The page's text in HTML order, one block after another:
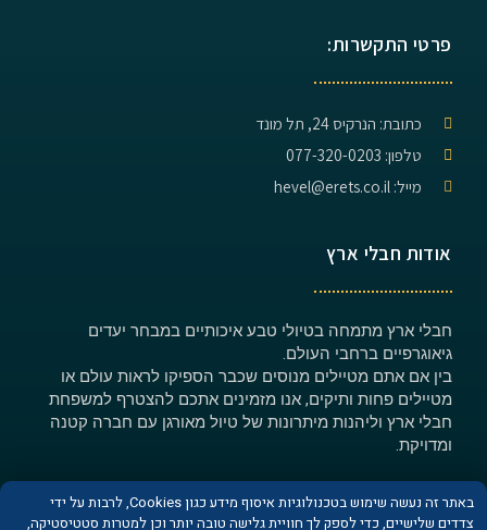
פרטי התקשרות:
כתובת: הנרקיס 24, תל מונד
טלפון: 077-320-0203
מייל: hevel@erets.co.il
אודות חבלי ארץ
חבלי ארץ מתמחה בטיולי טבע איכותיים במבחר יעדים
גיאוגרפיים ברחבי העולם.
בין אם אתם מטיילים מנוסים שכבר הספיקו לראות עולם או
מטיילים פחות ותיקים, אנו מזמינים אתכם להצטרף למשפחת
חבלי ארץ וליהנות מיתרונות של טיול מאורגן עם חברה קטנה
ומדויקת.
באתר זה נעשה שימוש בטכנולוגיות איסוף מידע כגון Cookies, לרבות על ידי
צדדים שלישיים, כדי לספק לך חוויית גלישה טובה יותר וכן למטרות סטטיסטיקה,